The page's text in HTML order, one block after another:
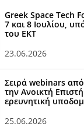
Greek Space Tech
7 και 8 Ιουλίου,
του ΕΚΤ
23.06.2026
Σειρά webinars
την Ανοικτή
ερευνητική
25.06.2026